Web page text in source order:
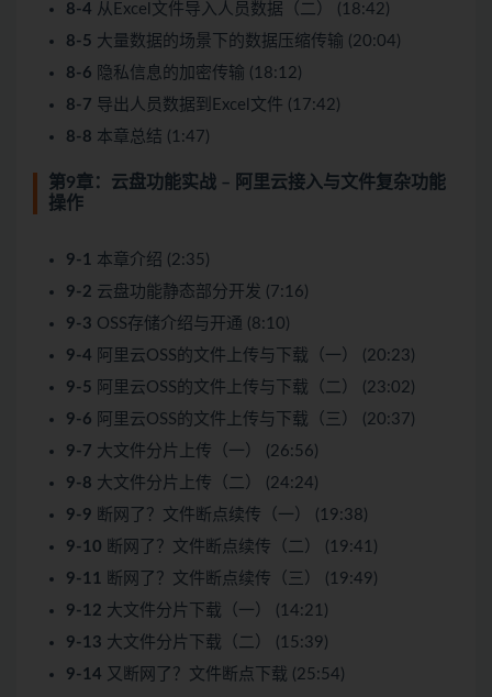
8-4 从Excel文件导入人员数据（二） (18:42)
8-5 大量数据的场景下的数据压缩传输 (20:04)
8-6 隐私信息的加密传输 (18:12)
8-7 导出人员数据到Excel文件 (17:42)
8-8 本章总结 (1:47)
第9章：云盘功能实战 – 阿里云接入与文件复杂功能
操作
9-1 本章介绍 (2:35)
9-2 云盘功能静态部分开发 (7:16)
9-3 OSS存储介绍与开通 (8:10)
9-4 阿里云OSS的文件上传与下载（一） (20:23)
9-5 阿里云OSS的文件上传与下载（二） (23:02)
9-6 阿里云OSS的文件上传与下载（三） (20:37)
9-7 大文件分片上传（一） (26:56)
9-8 大文件分片上传（二） (24:24)
9-9 断网了？文件断点续传（一） (19:38)
9-10 断网了？文件断点续传（二） (19:41)
9-11 断网了？文件断点续传（三） (19:49)
9-12 大文件分片下载（一） (14:21)
9-13 大文件分片下载（二） (15:39)
9-14 又断网了？文件断点下载 (25:54)